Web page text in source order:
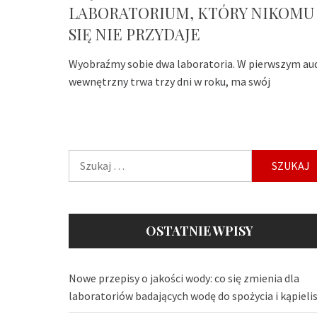
LABORATORIUM, KTÓRY NIKOMU
SIĘ NIE PRZYDAJE
Wyobraźmy sobie dwa laboratoria. W pierwszym
wewnętrzny trwa trzy dni w roku, ma swój
OSTATNIE WPISY
Nowe przepisy o jakości wody: co się zmienia dla
laboratoriów badających wodę do spożycia i